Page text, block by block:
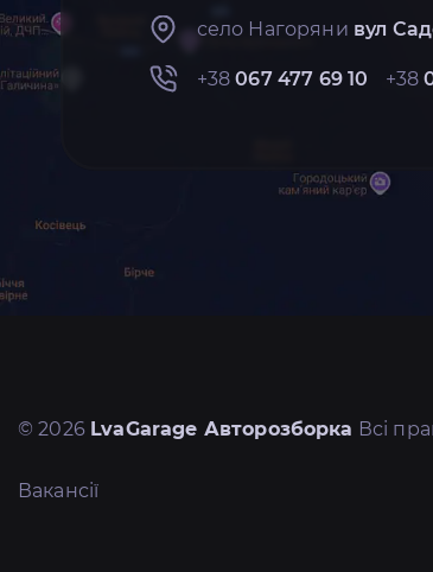
село Нагоряни вул
+38067 477 69 10 +38
© 2026 LvaGarage Авторозборка Всі
Вакансії